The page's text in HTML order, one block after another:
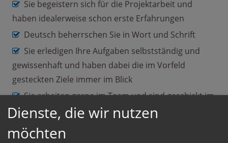
Sie begeistern sich für die Projektarbeit und
haben idealerweise schon erste Erfahrungen
Deutsch beherrschen Sie in Wort und Schrift
Sie erledigen Ihre Aufgaben selbstständig und
gewissenhaft und haben dabei die im Vorfeld
gesteckten Ziele immer im Blick
Sie arbeiten gerne im Team und sind geschickt im
Umgang mit Kunden
Dienste, die wir nutzen
möchten